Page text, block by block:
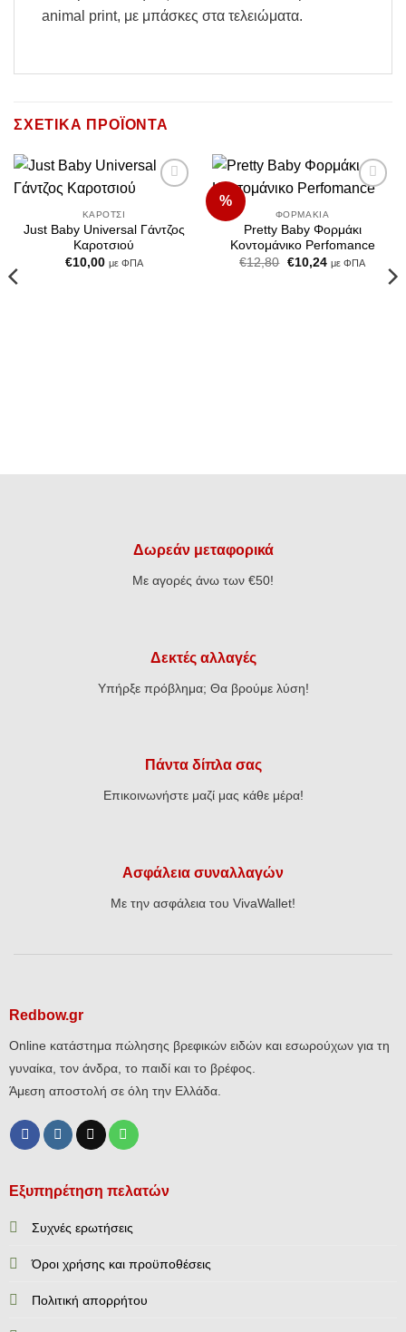
animal print, με μπάσκες στα τελειώματα.
ΣΧΕΤΙΚΆ ΠΡΟΪΌΝΤΑ
ΚΑΡΌΤΣΙ
Just Baby Universal Γάντζος
Καροτσιού
€10,00 με ΦΠΑ
%
ΦΟΡΜΆΚΙΑ
Pretty Baby Φορμάκι
Κοντομάνικο Perfomance
€12,80 Original
price
€10,24Η
τρέχουσα
με ΦΠΑ
Δωρεάν μεταφορικά
Με αγορές άνω των €50!
Δεκτές αλλαγές
Υπήρξε πρόβλημα; Θα βρούμε λύση!
Πάντα δίπλα σας
Επικοινωνήστε μαζί μας κάθε μέρα!
Ασφάλεια συναλλαγών
Με την ασφάλεια του VivaWallet!
Redbow.gr
Online κατάστημα πώλησης βρεφικών ειδών και εσωρούχων για τη
γυναίκα, τον άνδρα, το παιδί και το βρέφος.
Άμεση αποστολή σε όλη την Ελλάδα.
Εξυπηρέτηση πελατών
Συχνές ερωτήσεις
Όροι χρήσης και προϋποθέσεις
Πολιτική απορρήτου